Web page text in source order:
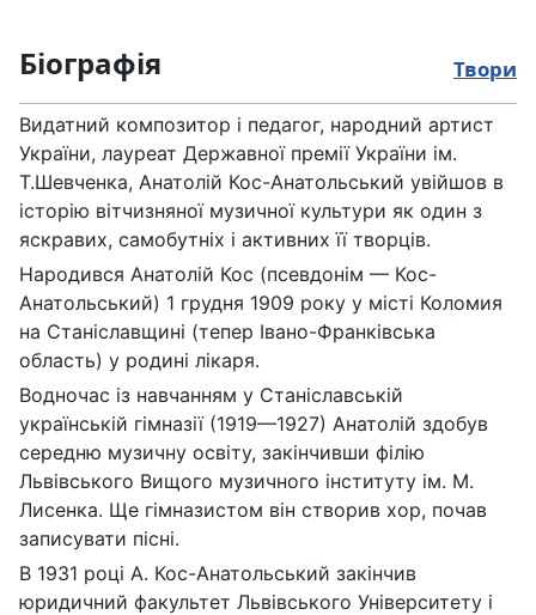
Біографія Твори
Видатний композитор і педагог, народний артист
України, лауреат Державної премії України ім.
Т.Шевченка, Анатолій Кос-Анатольський увійшов в
історію вітчизняної музичної культури як один з
яскравих, самобутніх і активних її творців.
Народився Анатолій Кос (псевдонім — Кос-
Анатольський) 1 грудня 1909 року у місті Коломия
на Станіславщині (тепер Івано-Франківська
область) у родині лікаря.
Водночас із навчанням у Станіславській
українській гімназії (1919—1927) Анатолій здобув
середню музичну освіту, закінчивши філію
Львівського Вищого музичного інституту ім. М.
Лисенка. Ще гімназистом він створив хор, почав
записувати пісні.
В 1931 році А. Кос-Анатольський закінчив
юридичний факультет Львівського Університету і